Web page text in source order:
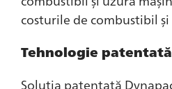
costurile de combustibil
Tehnologie
Soluția patentată